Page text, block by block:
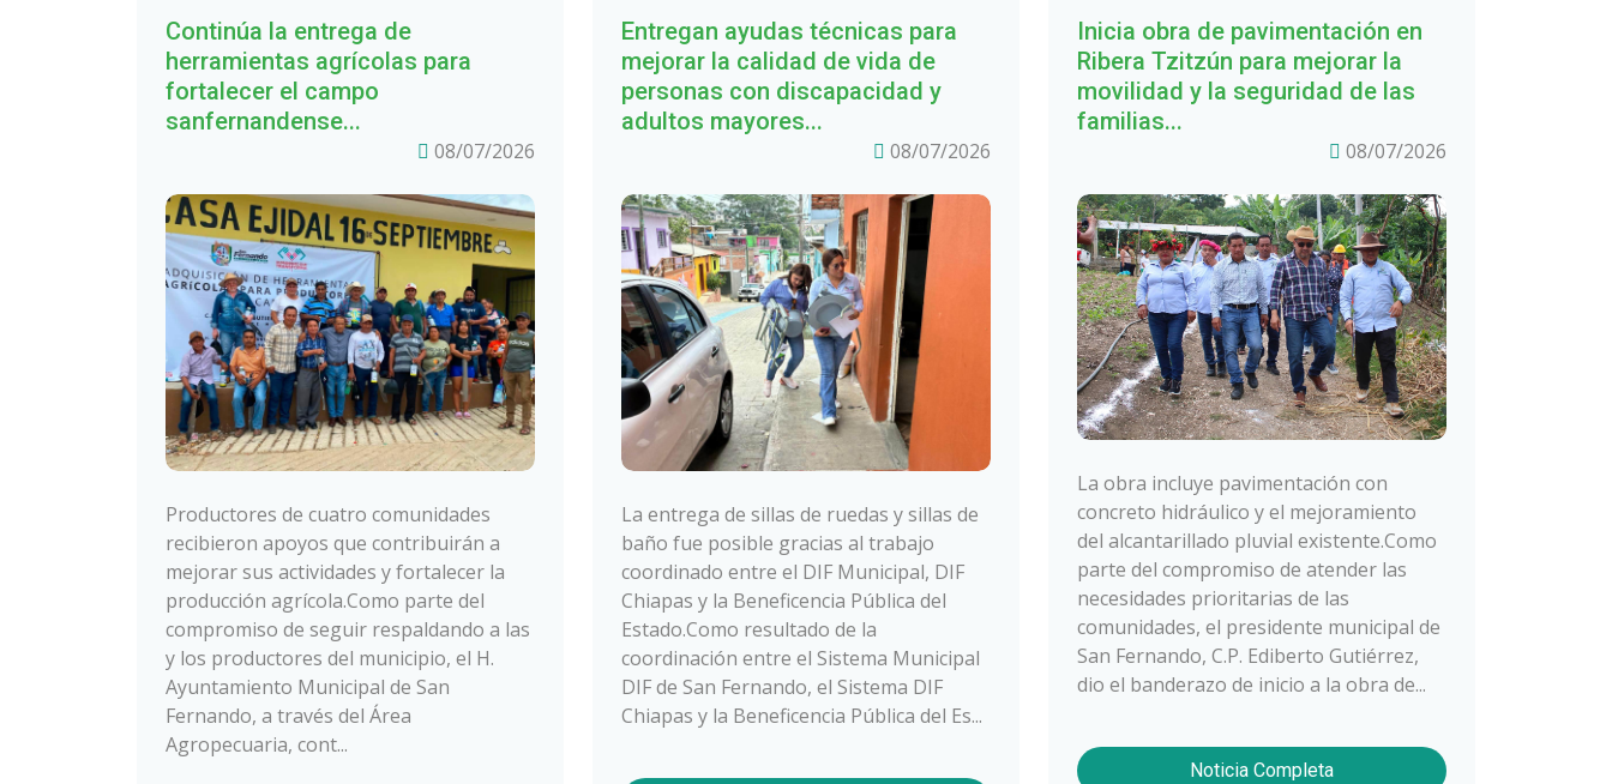
Continúa la entrega de
herramientas agrícolas para
fortalecer el campo
sanfernandense...
08/07/2026
Productores de cuatro comunidades
recibieron apoyos que contribuirán a
mejorar sus actividades y fortalecer la
producción agrícola.Como parte del
compromiso de seguir respaldando a las
y los productores del municipio, el H.
Ayuntamiento Municipal de San
Fernando, a través del Área
Agropecuaria, cont...
Entregan ayudas técnicas para
mejorar la calidad de vida de
personas con discapacidad y
adultos mayores...
08/07/2026
La entrega de sillas de ruedas y sillas de
baño fue posible gracias al trabajo
coordinado entre el DIF Municipal, DIF
Chiapas y la Beneficencia Pública del
Estado.Como resultado de la
coordinación entre el Sistema Municipal
DIF de San Fernando, el Sistema DIF
Chiapas y la Beneficencia Pública del Es...
Inicia obra de pavimentación en
Ribera Tzitzún para mejorar la
movilidad y la seguridad de las
familias...
08/07/2026
La obra incluye pavimentación con
concreto hidráulico y el mejoramiento
del alcantarillado pluvial existente.Como
parte del compromiso de atender las
necesidades prioritarias de las
comunidades, el presidente municipal de
San Fernando, C.P. Ediberto Gutiérrez,
dio el banderazo de inicio a la obra de...
Noticia Completa